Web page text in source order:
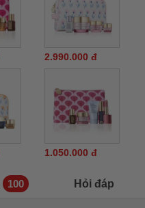
2.990.000 đ
1.050.000 đ
100 Hỏi đáp